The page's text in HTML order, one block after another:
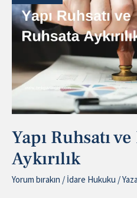
Yapı Ruhsatı
Aykırılık
Yorum bırakın / İdare Hukuku /
Ruhsata
Aykırılık